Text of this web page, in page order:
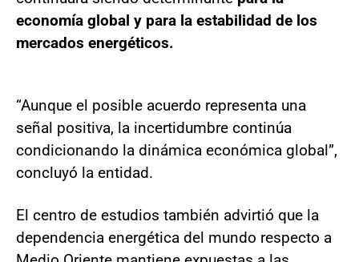
economía global y para la estabilidad de los
mercados energéticos.
“Aunque el posible acuerdo representa una
señal positiva, la incertidumbre continúa
condicionando la dinámica económica global”,
concluyó la entidad.
El centro de estudios también advirtió que la
dependencia energética del mundo respecto a